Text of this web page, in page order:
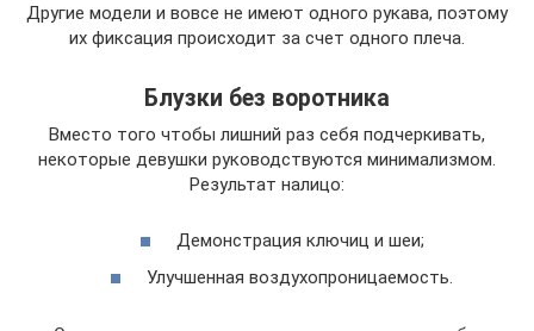
Другие модели и вовсе не имеют одного рукава, поэтому
их фиксация происходит за счет одного плеча.
Блузки без воротника
Вместо того чтобы лишний раз себя подчеркивать,
некоторые девушки руководствуются минимализмом.
Результат налицо:
Демонстрация ключиц и шеи;
Улучшенная воздухопроницаемость.